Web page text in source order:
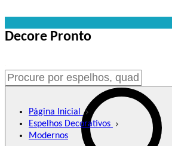
Decore Pronto
Página Inicial
Espelhos Decorativos
Modernos